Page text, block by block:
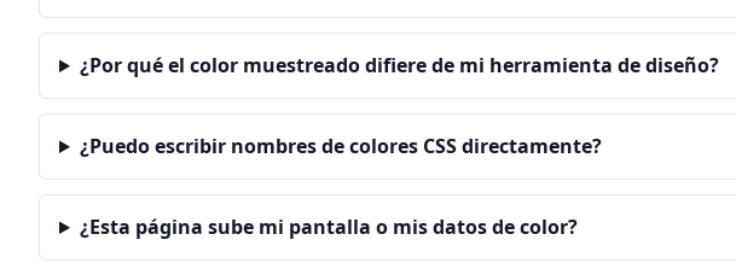
¿Por qué el color muestreado difiere de mi herramienta de diseño?
¿Puedo escribir nombres de colores CSS directamente?
¿Esta página sube mi pantalla o mis datos de color?